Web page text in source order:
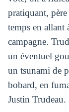
pratiquant,
temps en allant
campagne.
un éventuel
un tsunami de
bobard, en
Justin Trudeau.